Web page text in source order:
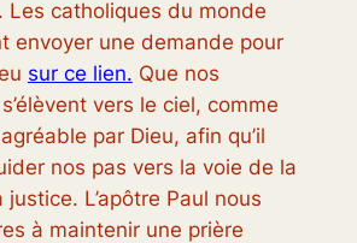
Les catholiques du monde
envoyer une demande pour
sur ce lien. Que nos
vers le ciel, comme
par Dieu, afin qu’il
nos pas vers la voie de la
L’apôtre Paul nous
à maintenir une prière